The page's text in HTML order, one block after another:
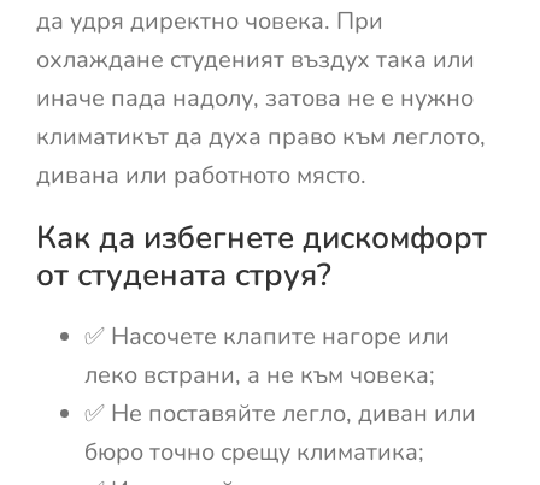
да удря директно човека. При
охлаждане студеният въздух така или
иначе пада надолу, затова не е нужно
климатикът да духа право към леглото,
дивана или работното място.
Как да избегнете дискомфорт
от студената струя?
✅ Насочете клапите нагоре или
леко встрани, а не към човека;
✅ Не поставяйте легло, диван или
бюро точно срещу климатика;